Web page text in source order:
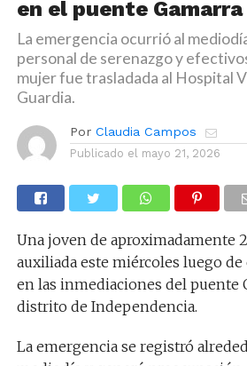
en el puente Gamarra
La emergencia ocurrió al
personal de serenazgo y
mujer fue trasladada al Hospital
Guardia.
Por Claudia Campos
Publicado el mayo 21, 2026
Una joven de aproximadamente
auxiliada este miércoles luego de
en las inmediaciones del puente
distrito de Independencia.
La emergencia se registró